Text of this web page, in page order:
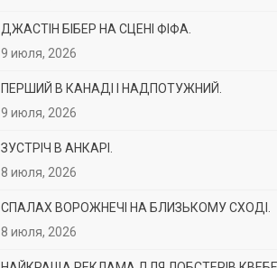
ДЖАСТІН БІБЕР НА СЦЕНІ ФІФА.
9 июля, 2026
ПЕРШИЙ В КАНАДІ І НАДПОТУЖНИЙ.
9 июля, 2026
ЗУСТРІЧ В АНКАРІ.
8 июля, 2026
СПАЛАХ ВОРОЖНЕЧІ НА БЛИЗЬКОМУ СХОДІ.
8 июля, 2026